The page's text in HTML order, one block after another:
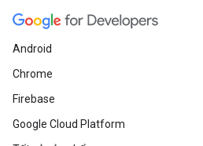
Android
Chrome
Firebase
Google Cloud Platform